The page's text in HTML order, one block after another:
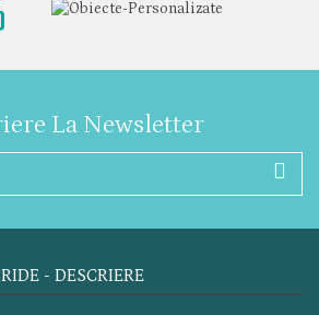
La Newsletter
- DESCRIERE